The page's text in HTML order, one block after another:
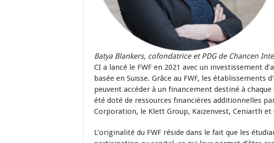
Batya Blankers, cofondatrice et PDG de Chancen
CI a lancé le FWF en 2021 avec un investissement
basée en Suisse. Grâce au FWF, les établissements
peuvent accéder à un financement destiné à
été doté de ressources financières additionnelles
Corporation, le Klett Group, Kaizenvest, Ceniarth et
L’originalité du FWF réside dans le fait que les